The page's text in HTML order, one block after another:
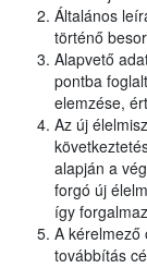
Általános
történő
Alapvető
pontba
elemzése,
Az új
alapján a
forgó új
így
A kérelmező
továbbítás